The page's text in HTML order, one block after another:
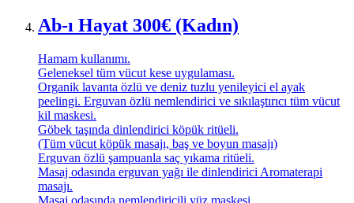
Ab-ı Hayat 300€ (Kadın)
Hamam kullanımı.
Geleneksel tüm vücut kese uygulaması.
Organik lavanta özlü ve deniz tuzlu yenileyici el ayak
peelingi. Erguvan özlü nemlendirici ve sıkılaştırıcı tüm vücut
kil maskesi.
Göbek taşında dinlendirici köpük ritüeli.
(Tüm vücut köpük masajı, baş ve boyun masajı)
Erguvan özlü şampuanla saç yıkama ritüeli.
Masaj odasında erguvan yağı ile dinlendirici Aromaterapi
masajı.